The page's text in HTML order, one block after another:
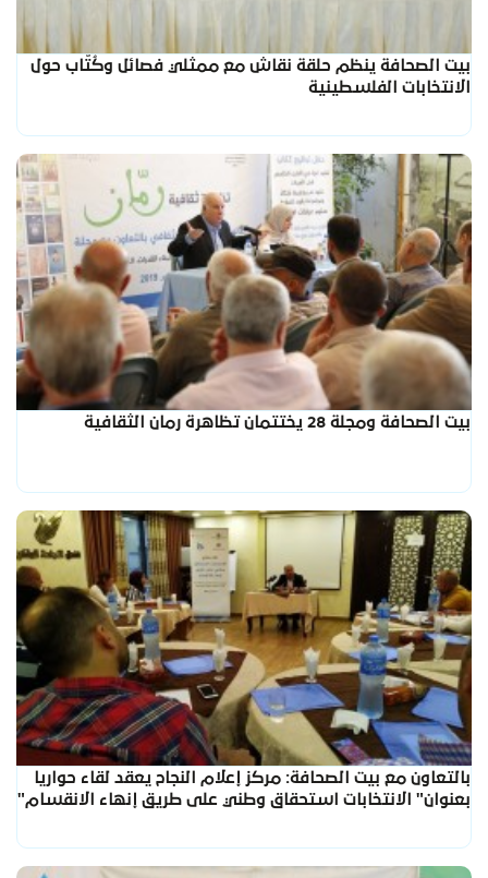
بيت الصحافة ينظم حلقة نقاش مع ممثلي فصائل وكُتّاب حول
الانتخابات الفلسطينية
بيت الصحافة ومجلة 28 يختتمان تظاهرة رمان الثقافية
بالتعاون مع بيت الصحافة: مركز إعلام النجاح يعقد لقاء حواريا
بعنوان" الانتخابات استحقاق وطني على طريق إنهاء الانقسام"